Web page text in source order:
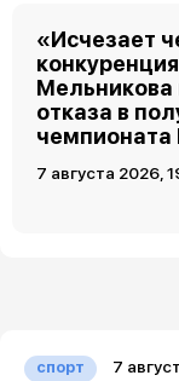
«Исчезает
Мельникова
отказа в
чемпионата
7 августа 2026,
спорт 7